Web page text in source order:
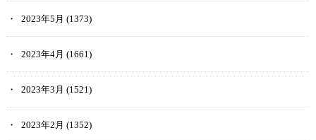
2023年5月 (1373)
2023年4月 (1661)
2023年3月 (1521)
2023年2月 (1352)